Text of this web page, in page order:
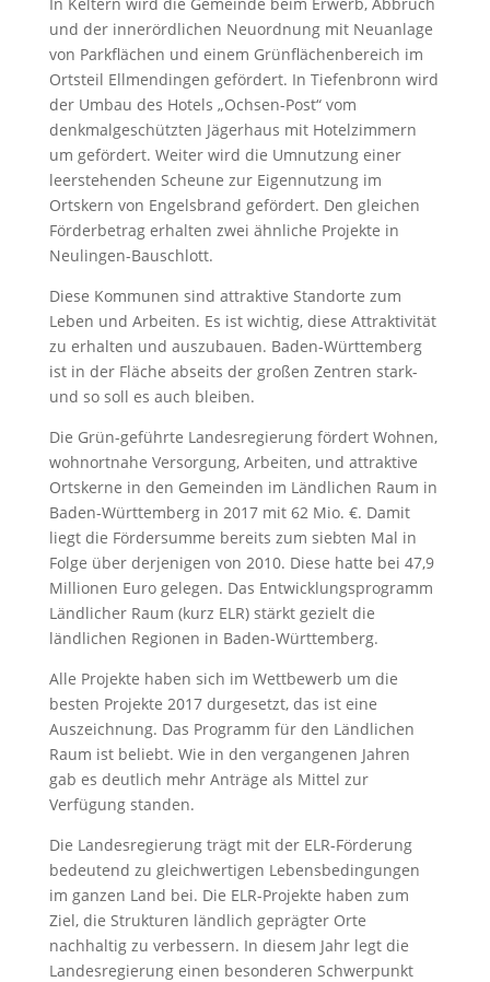
und der innerördlichen Neuordnung mit Neuanlage
von Parkflächen und einem Grünflächenbereich im
Ortsteil Ellmendingen gefördert. In Tiefenbronn wird
der Umbau des Hotels „Ochsen-Post“ vom
denkmalgeschützten Jägerhaus mit Hotelzimmern
um gefördert. Weiter wird die Umnutzung einer
leerstehenden Scheune zur Eigennutzung im
Ortskern von Engelsbrand gefördert. Den gleichen
Förderbetrag erhalten zwei ähnliche Projekte in
Neulingen-Bauschlott.
Diese Kommunen sind attraktive Standorte zum
Leben und Arbeiten. Es ist wichtig, diese Attraktivität
zu erhalten und auszubauen. Baden-Württemberg
ist in der Fläche abseits der großen Zentren stark-
und so soll es auch bleiben.
Die Grün-geführte Landesregierung fördert Wohnen,
wohnortnahe Versorgung, Arbeiten, und attraktive
Ortskerne in den Gemeinden im Ländlichen Raum in
Baden-Württemberg in 2017 mit 62 Mio. €. Damit
liegt die Fördersumme bereits zum siebten Mal in
Folge über derjenigen von 2010. Diese hatte bei 47,9
Millionen Euro gelegen. Das Entwicklungsprogramm
Ländlicher Raum (kurz ELR) stärkt gezielt die
ländlichen Regionen in Baden-Württemberg.
Alle Projekte haben sich im Wettbewerb um die
besten Projekte 2017 durgesetzt, das ist eine
Auszeichnung. Das Programm für den Ländlichen
Raum ist beliebt. Wie in den vergangenen Jahren
gab es deutlich mehr Anträge als Mittel zur
Verfügung standen.
Die Landesregierung trägt mit der ELR-Förderung
bedeutend zu gleichwertigen Lebensbedingungen
im ganzen Land bei. Die ELR-Projekte haben zum
Ziel, die Strukturen ländlich geprägter Orte
nachhaltig zu verbessern. In diesem Jahr legt die
Landesregierung einen besonderen Schwerpunkt